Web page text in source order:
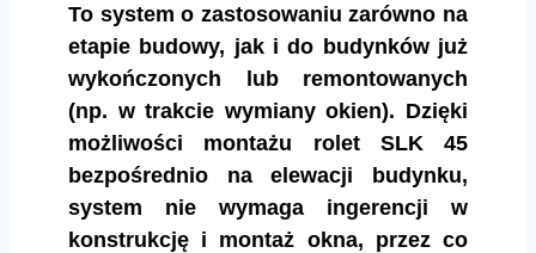
To system o zastosowaniu zarówno na
etapie budowy, jak i do budynków już
wykończonych lub remontowanych
(np. w trakcie wymiany okien). Dzięki
możliwości montażu rolet SLK 45
bezpośrednio na elewacji budynku,
system nie wymaga ingerencji w
konstrukcję i montaż okna, przez co